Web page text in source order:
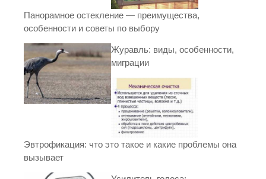
Панорамное остекление — преимущества,
особенности и советы по выбору
Журавль: виды, особенности,
миграции
Эвтрофикация: что это такое и какие проблемы она
вызывает